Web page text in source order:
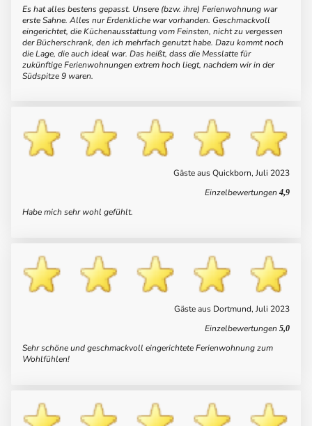
Es hat alles bestens gepasst. Unsere (bzw. ihre) Ferienwohnung war
erste Sahne. Alles nur Erdenkliche war vorhanden. Geschmackvoll
eingerichtet, die Küchenausstattung vom Feinsten, nicht zu vergessen
der Bücherschrank, den ich mehrfach genutzt habe. Dazu kommt noch
die Lage, die auch ideal war. Das heißt, dass die Messlatte für
zukünftige Ferienwohnungen extrem hoch liegt, nachdem wir in der
Südspitze 9 waren.
Gäste aus Quickborn, Juli 2023
Einzelbewertungen 4,9
Habe mich sehr wohl gefühlt.
Gäste aus Dortmund, Juli 2023
Einzelbewertungen 5,0
Sehr schöne und geschmackvoll eingerichtete Ferienwohnung zum
Wohlfühlen!